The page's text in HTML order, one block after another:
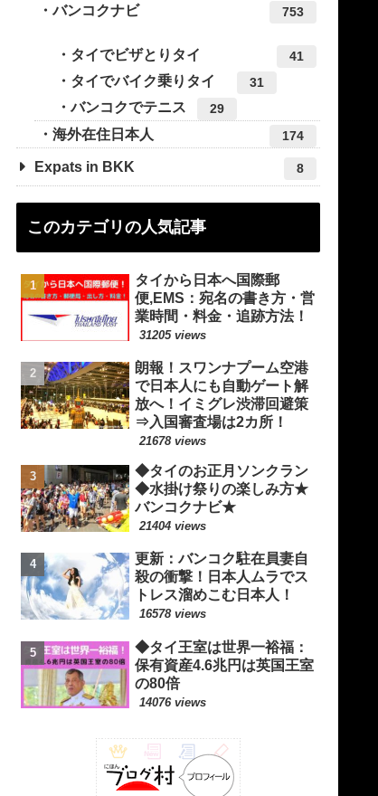
バンコクナビ 753
タイでビザとりタイ 41
タイでバイク乗りタイ 31
バンコクでテニス 29
海外在住日本人 174
Expats in BKK 8
このカテゴリの人気記事
タイから日本へ国際郵
便,EMS：宛名の書き方・営
業時間・料金・追跡方法！
31205 views
朗報！スワンナプーム空港
で日本人にも自動ゲート解
放へ！イミグレ渋滞回避策
⇒入国審査場は2カ所！
21678 views
◆タイのお正月ソンクラン
◆水掛け祭りの楽しみ方★
バンコクナビ★
21404 views
更新：バンコク駐在員妻自
殺の衝撃！日本人ムラでス
トレス溜めこむ日本人！
16578 views
◆タイ王室は世界一裕福：
保有資産4.6兆円は英国王室
の80倍
14076 views